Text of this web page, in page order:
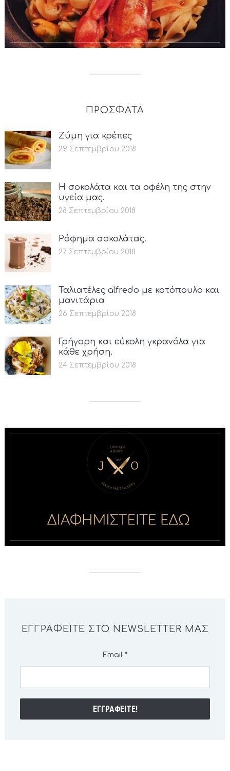
ΠΡΟΣΦΑΤΑ
Ζύμη για κρέπες
29 Σεπτεμβρίου 2018
Η σοκολάτα και τα οφέλη της στην
υγεία μας.
28 Σεπτεμβρίου 2018
Ρόφημα σοκολάτας.
27 Σεπτεμβρίου 2018
Ταλιατέλες alfredo με κοτόπουλο και
μανιτάρια
26 Σεπτεμβρίου 2018
Γρήγορη και εύκολη γκρανόλα για
κάθε χρήση.
24 Σεπτεμβρίου 2018
ΕΓΓΡΑΦΕΊΤΕ ΣΤΟ NEWSLETTER ΜΑΣ
Email *